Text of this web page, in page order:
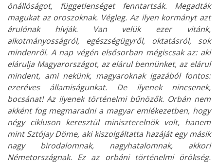
önállóságot, függetlenséget fenntartsák. Megadták
magukat az oroszoknak. Végleg. Az ilyen kormányt azt
árulónak hívják. Van velük ezer vitánk,
alkotmányosságról, egészségügyről, oktatásról, sok
mindenről. A nap végén elsősorban mégiscsak az: aki
elárulja Magyarországot, az elárul bennünket, az elárul
mindent, ami nekünk, magyaroknak igazából fontos:
ezeréves államiságunkat. De ilyenek nincsenek,
bocsánat! Az ilyenek történelmi bűnözők. Orbán nem
akként fog megmaradni a magyar emlékezetben, hogy
négy cikluson keresztül miniszterelnök volt, hanem
mint Sztójay Döme, aki kiszolgáltatta hazáját egy másik
nagy birodalomnak, nagyhatalomnak, akkori
Németországnak. Ez az orbáni történelmi örökség.